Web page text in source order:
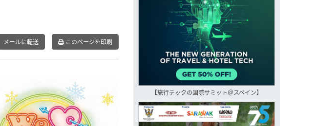
メールに転送 このページを印刷
【旅行テックの国際サミット＠スペイン】
いますぐ登録する